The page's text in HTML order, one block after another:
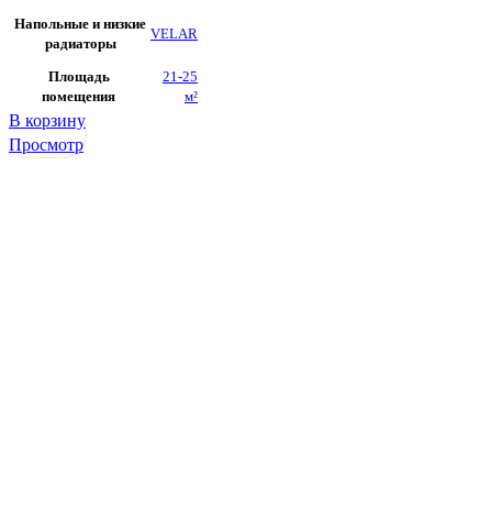
Напольные и низкие
радиаторы
VELAR
Площадь
помещения
21-25
м²
В корзину
Просмотр